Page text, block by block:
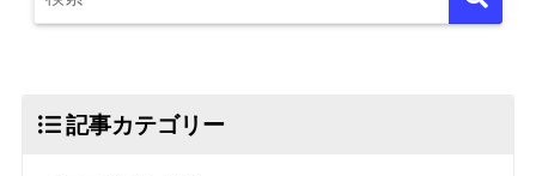
記事カテゴリー